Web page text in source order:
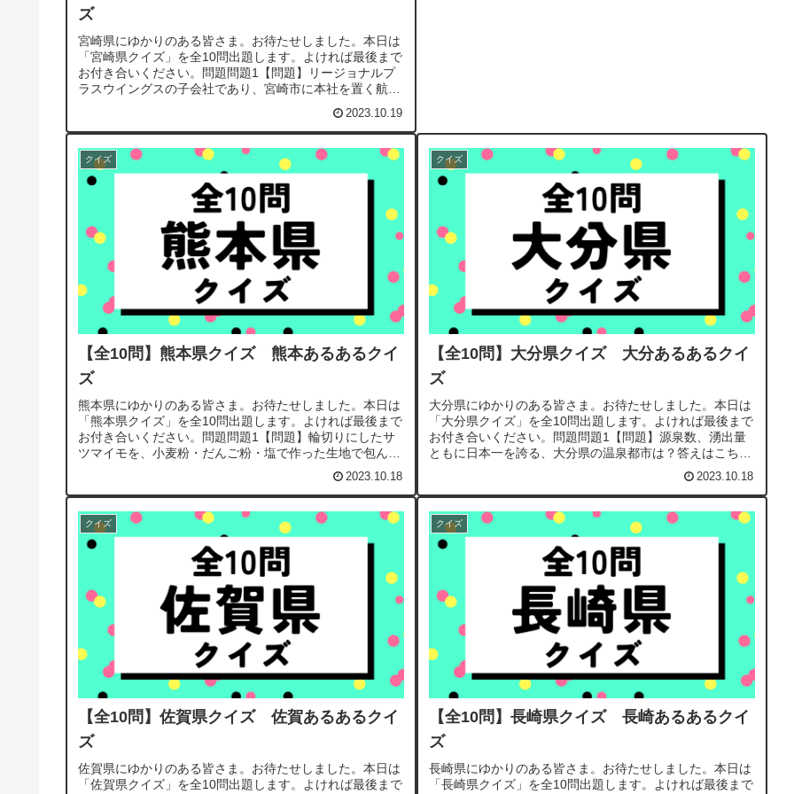
ズ
宮崎県にゆかりのある皆さま。お待たせしました。本日は
「宮崎県クイズ」を全10問出題します。よければ最後まで
お付き合いください。問題問題1【問題】リージョナルプ
ラスウイングスの子会社であり、宮崎市に本社を置く航空
2023.10.19
クイズ
【全10問】熊本県クイズ 熊本あるあるクイ
ズ
熊本県にゆかりのある皆さま。お待たせしました。本日は
「熊本県クイズ」を全10問出題します。よければ最後まで
お付き合いください。問題問題1【問題】輪切りにしたサ
ツマイモを、小麦粉・だんご粉・塩で作った生地で包んで
2023.10.18
クイズ
【全10問】大分県クイズ 大分あるあるクイ
ズ
大分県にゆかりのある皆さま。お待たせしました。本日は
「大分県クイズ」を全10問出題します。よければ最後まで
お付き合いください。問題問題1【問題】源泉数、湧出量
ともに日本一を誇る、大分県の温泉都市は？答えはこちら
2023.10.18
クイズ
【全10問】佐賀県クイズ 佐賀あるあるクイ
ズ
佐賀県にゆかりのある皆さま。お待たせしました。本日は
「佐賀県クイズ」を全10問出題します。よければ最後まで
クイズ
【全10問】長崎県クイズ 長崎あるあるクイ
ズ
長崎県にゆかりのある皆さま。お待たせしました。本日は
「長崎県クイズ」を全10問出題します。よければ最後まで